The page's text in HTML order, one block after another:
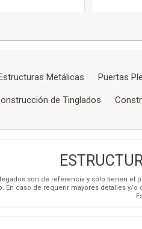
Metálicas Puertas
de Tinglados
son de referencia y sólo tienen el
En caso de requerir mayores detalles y/